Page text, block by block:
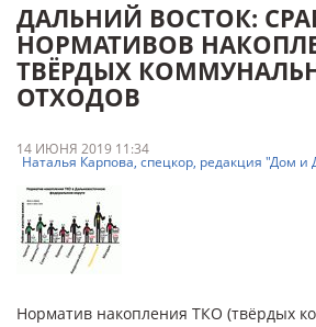
ДАЛЬНИЙ ВОСТОК:
НОРМАТИВОВ
ТВЁРДЫХ
ОТХОДОВ
14 ИЮНЯ 2019 11:34
Наталья Карпова, спецкор, редакция "Дом и
Норматив накопления ТКО (твёрдых